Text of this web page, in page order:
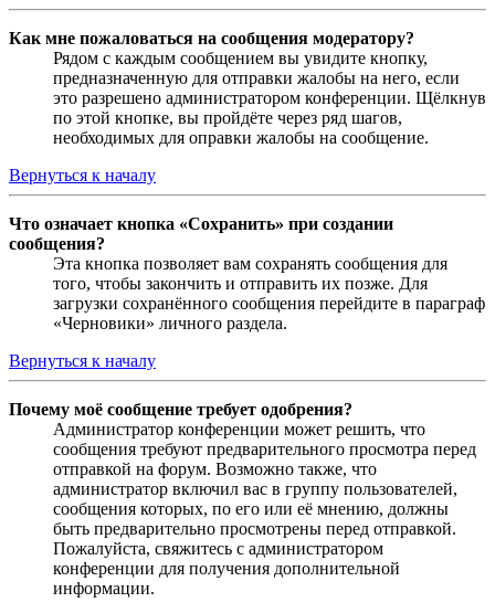
Как мне пожаловаться на сообщения модератору?
Рядом с каждым сообщением вы увидите кнопку,
предназначенную для отправки жалобы на него, если
это разрешено администратором конференции. Щёлкнув
по этой кнопке, вы пройдёте через ряд шагов,
необходимых для оправки жалобы на сообщение.
Вернуться к началу
Что означает кнопка «Сохранить» при создании
сообщения?
Эта кнопка позволяет вам сохранять сообщения для
того, чтобы закончить и отправить их позже. Для
загрузки сохранённого сообщения перейдите в параграф
«Черновики» личного раздела.
Вернуться к началу
Почему моё сообщение требует одобрения?
Администратор конференции может решить, что
сообщения требуют предварительного просмотра перед
отправкой на форум. Возможно также, что
администратор включил вас в группу пользователей,
сообщения которых, по его или её мнению, должны
быть предварительно просмотрены перед отправкой.
Пожалуйста, свяжитесь с администратором
конференции для получения дополнительной
информации.